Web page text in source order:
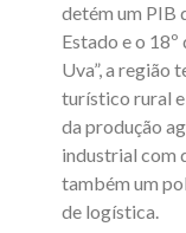
detém um PIB
Estado e o 18º
Uva”, a região
turístico rural
da produção
industrial com
também um
de logística.